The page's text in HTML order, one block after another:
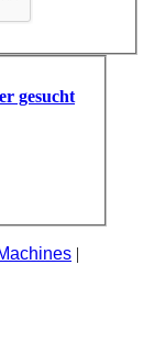
gesucht
|